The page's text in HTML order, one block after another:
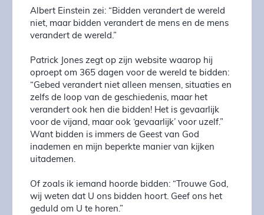
Albert Einstein zei: “Bidden verandert de wereld
niet, maar bidden verandert de mens en de mens
verandert de wereld.”
Patrick Jones zegt op zijn website waarop hij
oproept om 365 dagen voor de wereld te bidden:
“Gebed verandert niet alleen mensen, situaties en
zelfs de loop van de geschiedenis, maar het
verandert ook hen die bidden! Het is gevaarlijk
voor de vijand, maar ook ‘gevaarlijk’ voor uzelf.”
Want bidden is immers de Geest van God
inademen en mijn beperkte manier van kijken
uitademen.
Of zoals ik iemand hoorde bidden: “Trouwe God,
wij weten dat U ons bidden hoort. Geef ons het
geduld om U te horen.”